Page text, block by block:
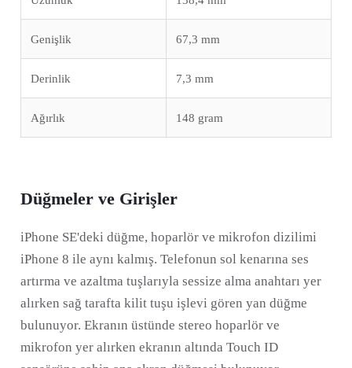
Genişlik 67,3 mm
Derinlik 7,3 mm
Ağırlık 148 gram
Düğmeler ve Girişler
iPhone SE'deki düğme, hoparlör ve mikrofon dizilimi
iPhone 8 ile aynı kalmış. Telefonun sol kenarına ses
artırma ve azaltma tuşlarıyla sessize alma anahtarı yer
alırken sağ tarafta kilit tuşu işlevi gören yan düğme
bulunuyor. Ekranın üstünde stereo hoparlör ve
mikrofon yer alırken ekranın altında Touch ID